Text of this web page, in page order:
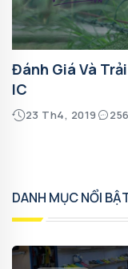
Đánh Giá Và
IC
23 Th4, 2019
DANH MỤC NỔI